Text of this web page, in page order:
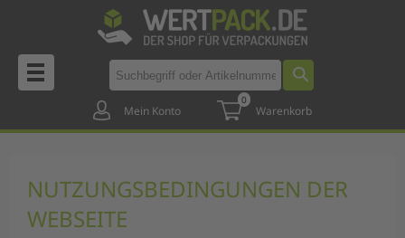
Mein Konto
0
Warenkorb
NUTZUNGSBEDINGUNGEN DER
WEBSEITE